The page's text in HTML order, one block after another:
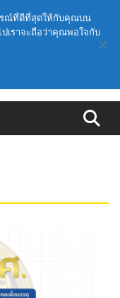
หลักสูตรการดำเนิน
ษา ด้วยปัญญาประดิษฐ์
นินการคัดเลือกบุคคล
กษา สังกัดสำนักงาน
2569 ตามหลัก
ษา สังกัดกระทรวง
คลากรทางการศึกษามี
พภายในสถานศึกษา
รณ์ที่ดีที่สุดให้กับคุณบน
เราจะถือว่าคุณพอใจกับ